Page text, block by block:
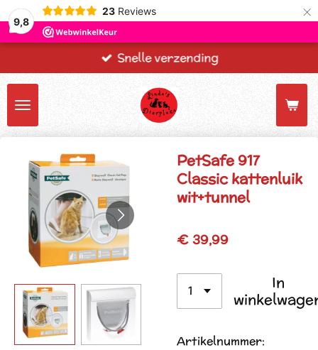
9,8
23 Reviews ×
Snelle verzending
PetSafe 917
Classic kattenluik
wit+tunnel
€ 39,99
In
Artikelnummer: